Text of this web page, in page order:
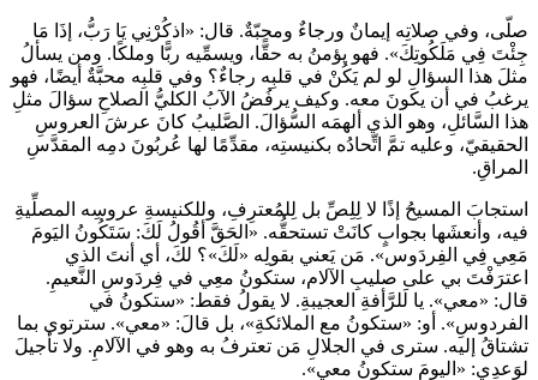
صلّى، وفي صلاتِه إيمانٌ ورجاءٌ ومحبّةٌ. قال: «اذكُرْنِي يَا رَبُّ، إذَا مَا
جِئْتَ فِي مَلَكُوتِكَ». فهو يؤمنُ به حقًّا، ويسمِّيه ربًّا وملكًا. ومن يسألُ
مثلَ هذا السؤالِ لو لم يَكُنْ في قلبِه رجاءٌ؟ وفي قلبِه محبَّةٌ أيضًا، فهو
يرغبُ في أن يكونَ معه. وكيف يرفُضُ الآبُ الكليُّ الصلاحِ سؤالَ مثلِ
هذا السَّائلِ، وهو الذي ألهمَه السُّؤالَ. الصَّليبُ كانَ عرشَ العروسِ
الحقيقيّ، وعليه تمَّ اتِّحادُه بكنيستِه، مقدِّمًا لها عُربُونَ دمِه المقدَّسِ
المراقِ.
استجابَ المسيحُ إذًا لا لِلِصِّ بل لِلمُعترِفِ، وللكنيسةِ عروسِه المصلِّيةِ
فيه، وأنعشَها بجوابٍ كانَتْ تستحقُّه. «الحَقَّ أقُولُ لَكَ: سَتَكُونُ اليَومَ
مَعِي فِي الفِردَوس». مَن يَعني بقولِه «لَكَ»؟ لكَ، أي أنتَ الذي
اعترَفْتَ بي على صليبِ الآلام، ستكونُ معِي في فِردَوسِ النَّعيمِ.
قال: «معي». يا لَلرَّأفةِ العجيبةِ. لا يقولُ فقط: «ستكونُ في
الفردوسِ». أو: «ستكونُ مع الملائكةِ»، بل قالَ: «معي». سترتوي بما
تشتاقُ إليه. سترى في الجلالِ مَن تعترفُ به وهو في الآلامِ. ولا تأجيلَ
لوَعدِي: «اليومَ ستكونُ معي».